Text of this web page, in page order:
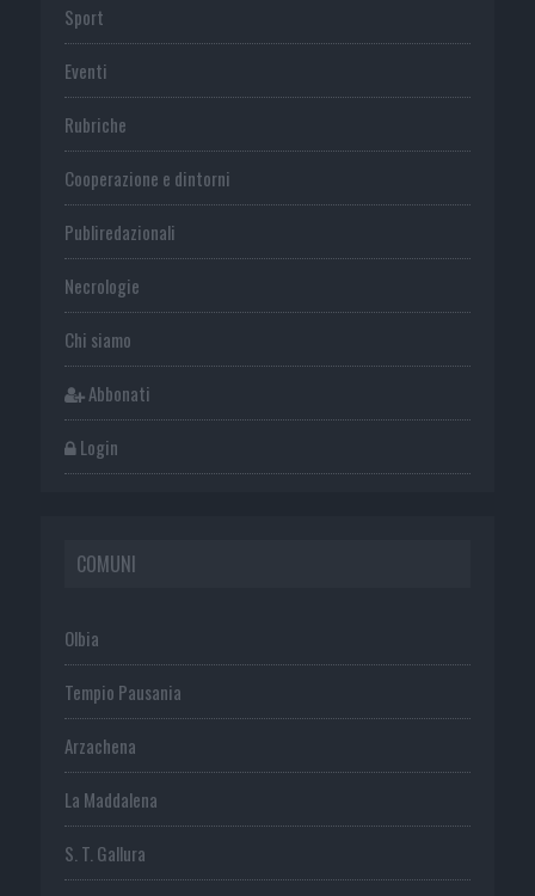
Sport
Eventi
Rubriche
Cooperazione e dintorni
Publiredazionali
Necrologie
Chi siamo
Abbonati
Login
COMUNI
Olbia
Tempio Pausania
Arzachena
La Maddalena
S. T. Gallura